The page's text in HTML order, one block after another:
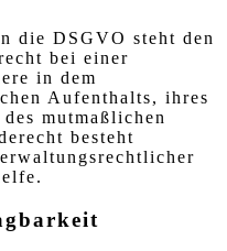
die DSGVO steht den
bei einer
in dem
Aufenthalts, ihres
mutmaßlichen
besteht